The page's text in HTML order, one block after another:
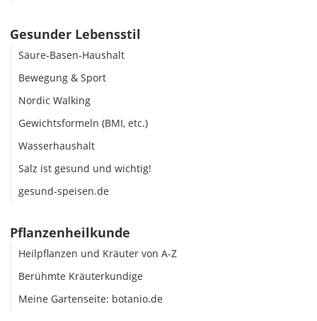
Gesunder Lebensstil
Säure-Basen-Haushalt
Bewegung & Sport
Nordic Walking
Gewichtsformeln (BMI, etc.)
Wasserhaushalt
Salz ist gesund und wichtig!
gesund-speisen.de
Pflanzenheilkunde
Heilpflanzen und Kräuter von A-Z
Berühmte Kräuterkundige
Meine Gartenseite: botanio.de